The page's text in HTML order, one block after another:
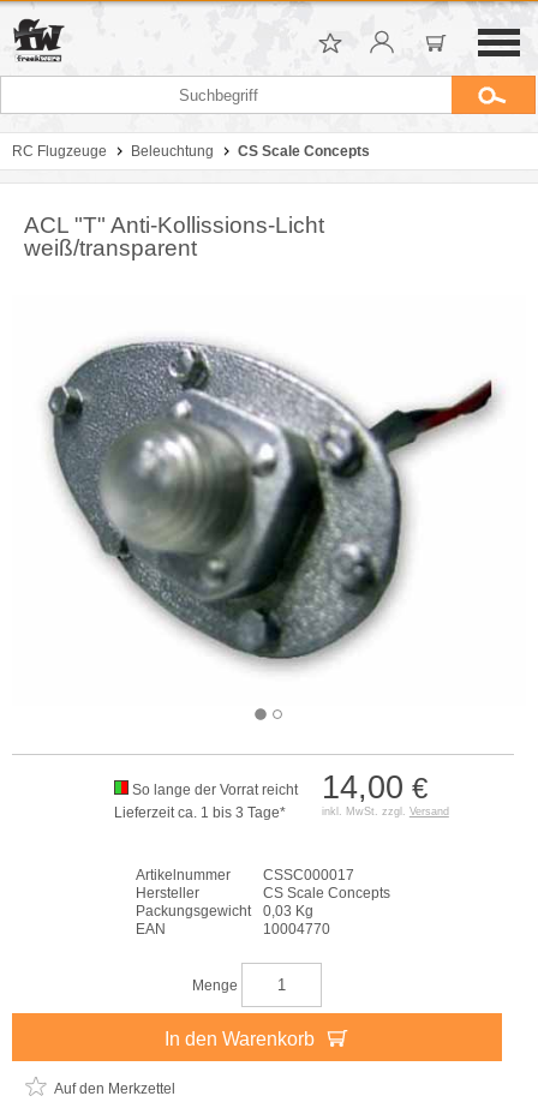
RC Flugzeuge Beleuchtung CS Scale Concepts
ACL "T" Anti-Kollissions-Licht
weiß/transparent
14,00 €
inkl. MwSt. zzgl. Versand
So lange der Vorrat reicht
Lieferzeit ca. 1 bis 3 Tage*
Artikelnummer
CSSC000017
Hersteller
CS Scale Concepts
Packungsgewicht
0,03 Kg
EAN
10004770
Menge
In den Warenkorb
Auf den Merkzettel